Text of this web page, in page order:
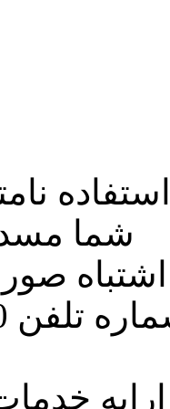
شما
اشتباه
خدمات